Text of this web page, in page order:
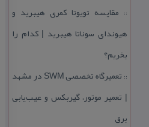
:: مقایسه تویوتا كمری هیبرید و
هیوندای سوناتا هیبرید | كدام را
بخریم؟
::
تعمیرگاه تخصصی SWM در مشهد
| تعمیر موتور، گیربكس و عیب‌یابی
برق